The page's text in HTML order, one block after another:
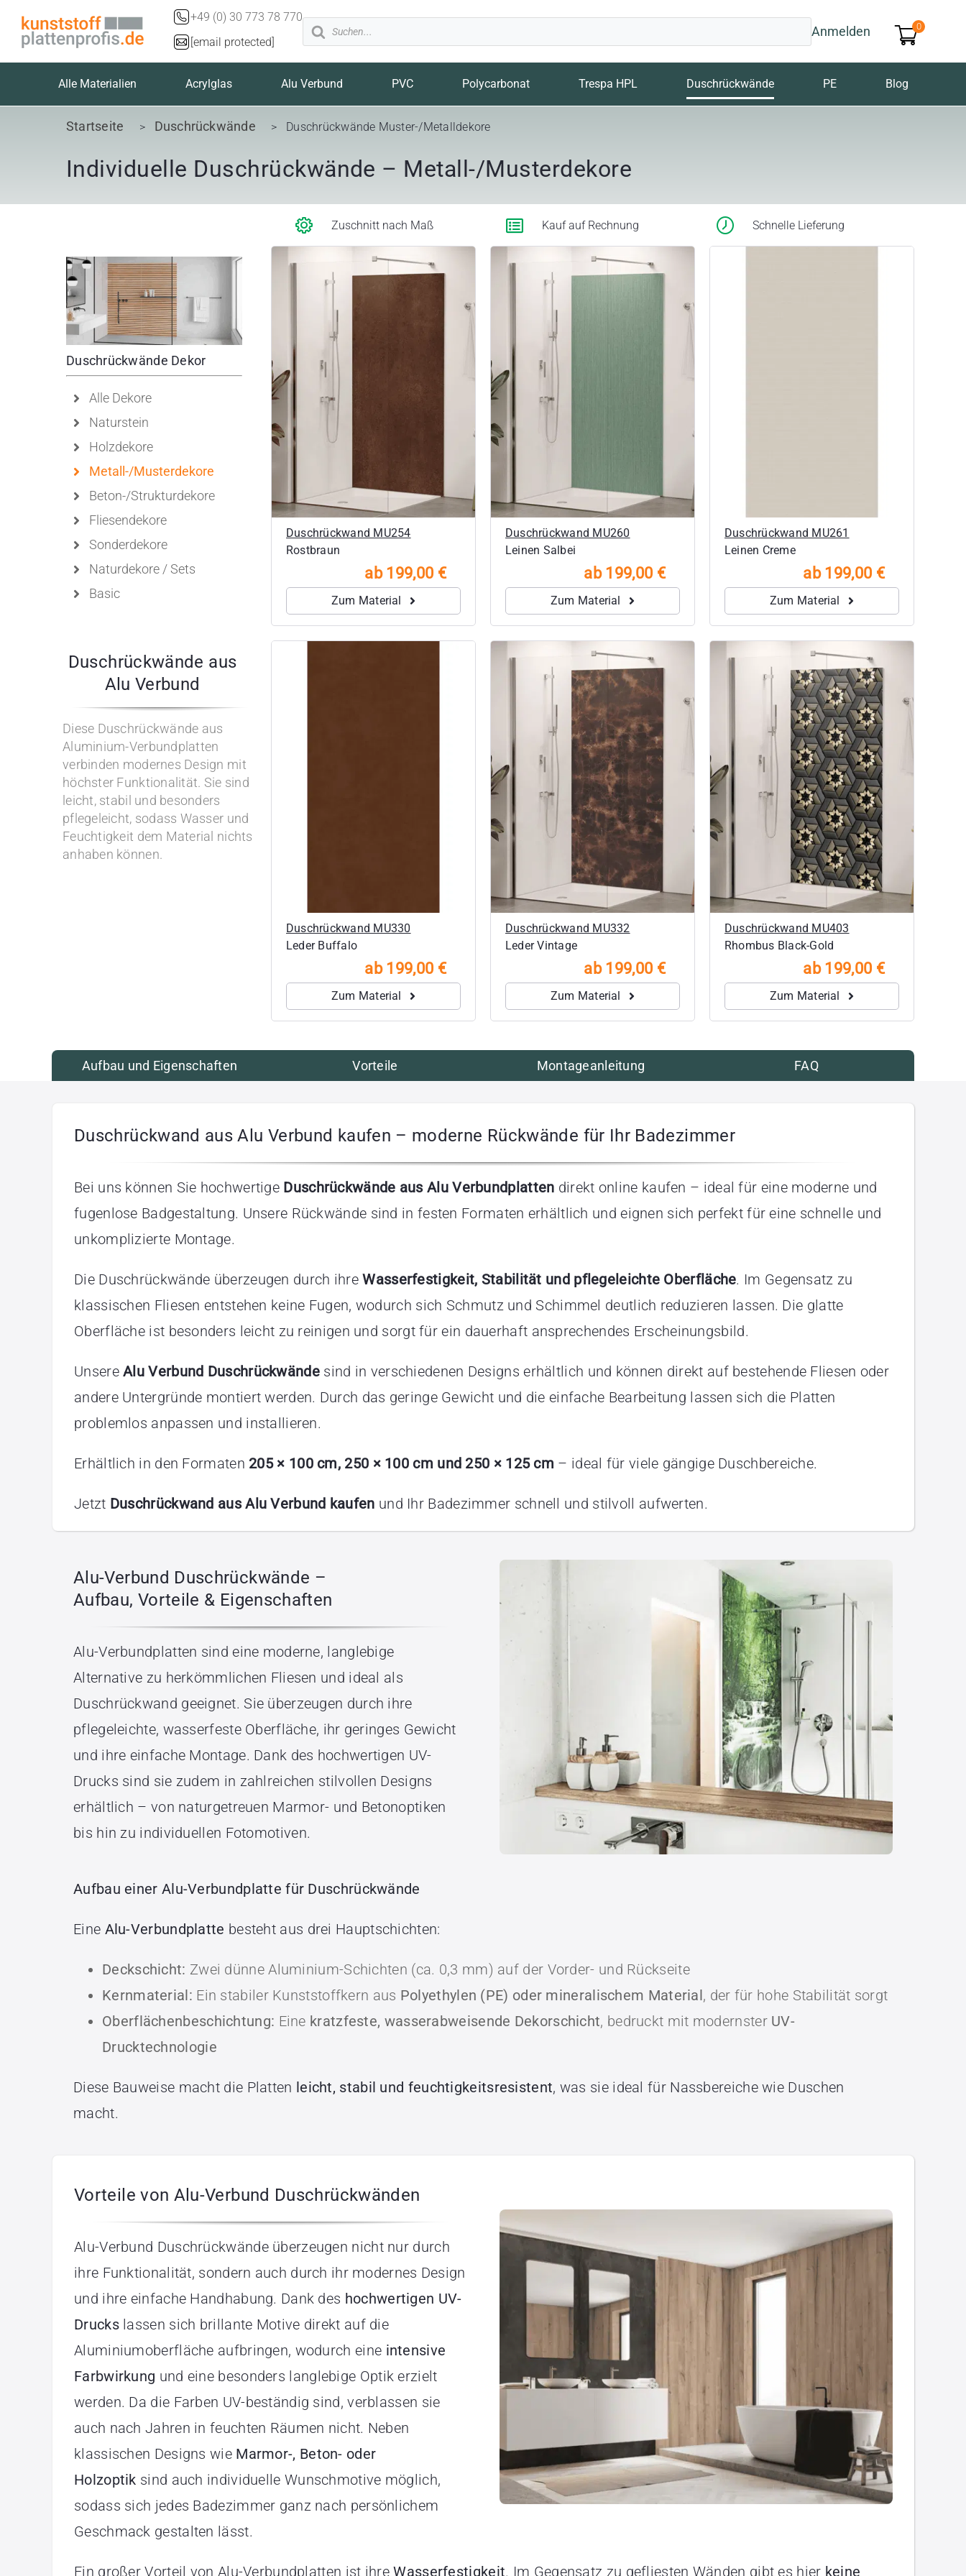
Inhalt
+49 (0) 30 773 78 770
[email protected]
Products
search
Anmelden 0
Alle Materialien Acrylglas Alu Verbund PVC Polycarbonat Trespa HPL Duschrückwände PE Blog
Startseite > Duschrückwände > Duschrückwände Muster-/Metalldekore
Individuelle Duschrückwände – Metall-/Musterdekore
Zuschnitt nach Maß Kauf auf Rechnung Schnelle Lieferung
Duschrückwände Dekor
Alle Dekore
Naturstein
Holzdekore
Metall-/Musterdekore
Beton-/Strukturdekore
Fliesendekore
Sonderdekore
Naturdekore / Sets
Basic
Duschrückwand MU254
Rostbraun
ab 199,00 €
Zum Material
Duschrückwand MU260
Leinen Salbei
ab 199,00 €
Zum Material
Duschrückwand MU261
Leinen Creme
ab 199,00 €
Zum Material
Duschrückwände aus
Alu Verbund
Diese Duschrückwände aus
Aluminium-Verbundplatten
verbinden modernes Design mit
höchster Funktionalität. Sie sind
leicht, stabil und besonders
pflegeleicht, sodass Wasser und
Feuchtigkeit dem Material nichts
anhaben können.
Duschrückwand MU330
Leder Buffalo
ab 199,00 €
Zum Material
Duschrückwand MU332
Leder Vintage
ab 199,00 €
Zum Material
Duschrückwand MU403
Rhombus Black-Gold
ab 199,00 €
Zum Material
Aufbau und Eigenschaften Vorteile Montageanleitung FAQ
Duschrückwand aus Alu Verbund kaufen – moderne Rückwände für Ihr Badezimmer
Bei uns können Sie hochwertige Duschrückwände aus Alu Verbundplatten direkt online kaufen – ideal für eine moderne und
fugenlose Badgestaltung. Unsere Rückwände sind in festen Formaten erhältlich und eignen sich perfekt für eine schnelle und
unkomplizierte Montage.
Die Duschrückwände überzeugen durch ihreWasserfestigkeit, Stabilität und pflegeleichte Oberfläche. Im Gegensatz zu
klassischen Fliesen entstehen keine Fugen, wodurch sich Schmutz und Schimmel deutlich reduzieren lassen. Die glatte
Oberfläche ist besonders leicht zu reinigen und sorgt für ein dauerhaft ansprechendes Erscheinungsbild.
UnsereAlu Verbund Duschrückwändesind in verschiedenen Designs erhältlich und können direkt auf bestehende Fliesen oder
andere Untergründe montiert werden. Durch das geringe Gewicht und die einfache Bearbeitung lassen sich die Platten
problemlos anpassen und installieren.
Erhältlich in den Formaten 205 × 100 cm, 250 × 100 cm und 250 × 125 cm – ideal für viele gängige Duschbereiche.
Jetzt Duschrückwand aus Alu Verbund kaufen und Ihr Badezimmer schnell und stilvoll aufwerten.
Alu-Verbund Duschrückwände –
Aufbau, Vorteile & Eigenschaften
Alu-Verbundplatten sind eine moderne, langlebige
Alternative zu herkömmlichen Fliesen und ideal als
Duschrückwand geeignet. Sie überzeugen durch ihre
pflegeleichte, wasserfeste Oberfläche, ihr geringes Gewicht
und ihre einfache Montage. Dank des hochwertigen UV-
Drucks sind sie zudem in zahlreichen stilvollen Designs
erhältlich – von naturgetreuen Marmor- und Betonoptiken
bis hin zu individuellen Fotomotiven.
Aufbau einer Alu-Verbundplatte für Duschrückwände
Eine Alu-Verbundplatte besteht aus drei Hauptschichten:
Deckschicht: Zwei dünne Aluminium-Schichten (ca. 0,3 mm) auf der Vorder- und Rückseite
Kernmaterial: Ein stabiler Kunststoffkern aus Polyethylen (PE) oder mineralischem Material, der für hohe Stabilität sorgt
Oberflächenbeschichtung: Eine kratzfeste, wasserabweisende Dekorschicht, bedruckt mit modernster UV-
Drucktechnologie
Diese Bauweise macht die Platten leicht, stabil und feuchtigkeitsresistent, was sie ideal für Nassbereiche wie Duschen
macht.
Vorteile von Alu-Verbund Duschrückwänden
Alu-Verbund Duschrückwände überzeugen nicht nur durch
ihre Funktionalität, sondern auch durch ihr modernes Design
und ihre einfache Handhabung. Dank des hochwertigen UV-
Druckslassen sich brillante Motive direkt auf die
Aluminiumoberfläche aufbringen, wodurch eine intensive
Farbwirkung und eine besonders langlebige Optik erzielt
werden. Da die Farben UV-beständig sind, verblassen sie
auch nach Jahren in feuchten Räumen nicht. Neben
klassischen Designs wie Marmor-, Beton- oder
Holzoptik sind auch individuelle Wunschmotive möglich,
sodass sich jedes Badezimmer ganz nach persönlichem
Geschmack gestalten lässt.
Ein großer Vorteil von Alu-Verbundplatten ist ihreWasserfestigkeit. Im Gegensatz zu gefliesten Wänden gibt es hier keine